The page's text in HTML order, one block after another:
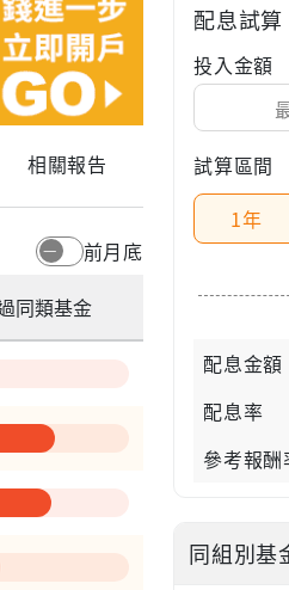
相關報告
前月底
同類基金
配息試算
投入金額
試算區間
1年
配息金額
配息率
參考報酬
同組別基